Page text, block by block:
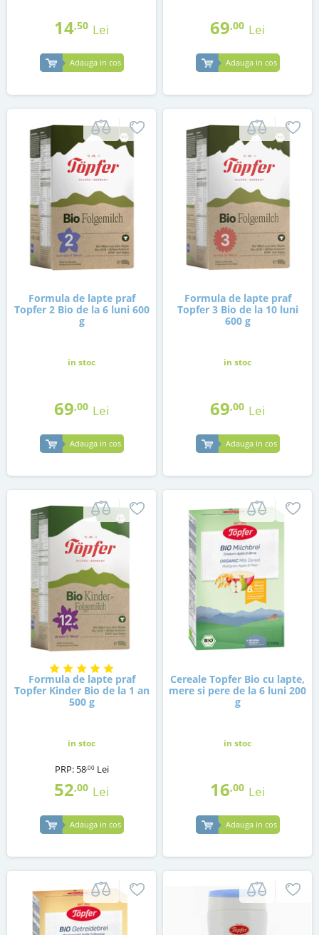
14,50 Lei
Adauga in cos
69,00 Lei
Adauga in cos
Formula de lapte praf
Topfer 2 Bio de la 6 luni 600
g
in stoc
69,00 Lei
Adauga in cos
Formula de lapte praf
Topfer 3 Bio de la 10 luni
600 g
in stoc
69,00 Lei
Adauga in cos
Formula de lapte praf
Topfer Kinder Bio de la 1 an
500 g
in stoc
PRP: 58,00 Lei
52,00 Lei
Adauga in cos
Cereale Topfer Bio cu lapte,
mere si pere de la 6 luni 200
g
in stoc
16,00 Lei
Adauga in cos